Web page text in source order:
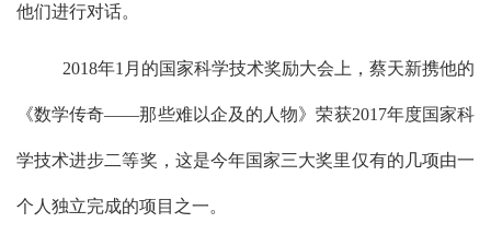
他们进行对话。
2018年1 月的国家科学技术奖励大会上，蔡天新携他的
《数学传奇——那些难以企及的人物》荣获2017年度国家科
学技术进步二等奖，这是今年国家三大奖里仅有的几项由一
个人独立完成的项目之一。